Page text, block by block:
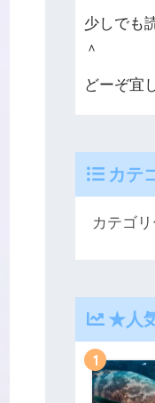
少しでも
＾
どーぞ宜
カテ
★人
1